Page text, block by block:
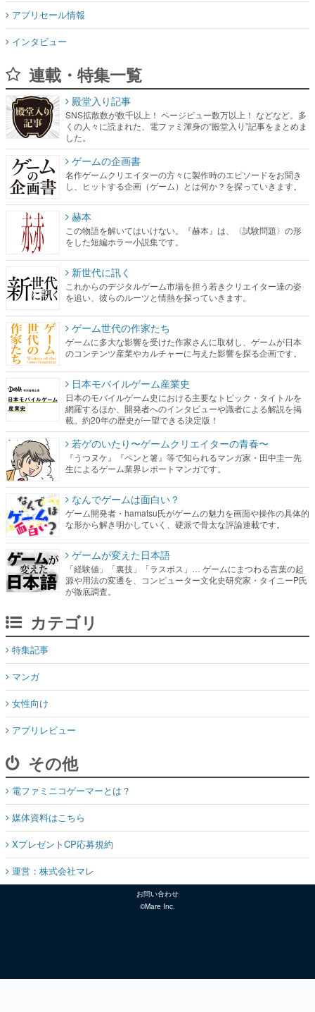
アプリセール情報
インタビュー
連載・特集一覧
殿堂入り記事
SNS拡散数が数千以上！ ページビュー数万以上！ などなど。多
くの人々に読まれた、電ファミ渾身の“殿堂入り”記事をまとめま
した。
ゲームの企画書
名作ゲームクリエイターの方々に製作時のエピソードをお聞き
し、ヒットする企画（ゲーム）とは何か？を探っていきます。
赫本
この物語を解いてはいけない。『赫本』は、〈試験問題〉の形
をした短編ホラー小説集です。
新世代に訊く
これからのデジタルゲーム市場を担う若きクリエイター達の姿
を追い、彼らのルーツと情熱を探っていきます。
ゲーム世代の作家たち
ゲームに多大な影響を受けた作家さんに取材し、ゲームが日本
のコンテンツ産業やカルチャーに与えた影響を探る企画です。
日本モバイルゲーム産業史
日本のモバイルゲーム史における主要なトピック・タイトルを
網羅するほか、開発者へのインタビューや識者による解説を掲
載。約20年の歴史が一望できる決定版！
若ゲのいたり〜ゲームクリエイターの青春〜
『うつヌケ』『ペンと箸』等で知られるマンガ家・田中圭一先
生によるゲーム業界レポートマンガです。
なんでゲームは面白い？
ゲーム開発者・hamatsu氏がゲームの魅力を画面や操作の具体的
な形から解き明かしていく、硬派で骨太な評論連載です。
ゲームが変えた日本語
「経験値」「裏技」「ラスボス」… ゲームにまつわる言葉の起
源や用法の変遷を、コンピューター文化史研究家・タイニーP氏
が徹底調査。
カテゴリ
特集記事
マンガ
女性向け
アプリレビュー
その他
電ファミニコゲーマーとは？
媒体資料はこちら
XプレゼントCP応募規約
運営：株式会社マレ
お問い合わせ
©Mare Inc.